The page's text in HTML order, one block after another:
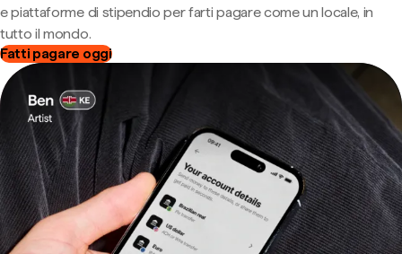
e piattaforme di stipendio per farti pagare come un locale, in
tutto il mondo.
Fatti pagare oggi